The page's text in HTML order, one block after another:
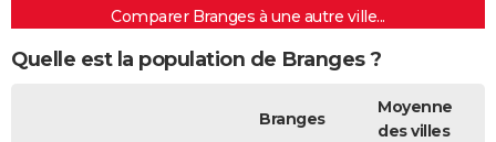
Comparer Branges à une autre ville...
Quelle est la population de Branges ?
Branges
Moyenne
des villes